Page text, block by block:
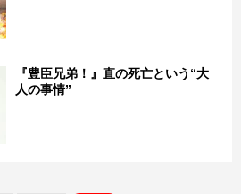
『豊臣兄弟！』直の死亡という“大
人の事情”